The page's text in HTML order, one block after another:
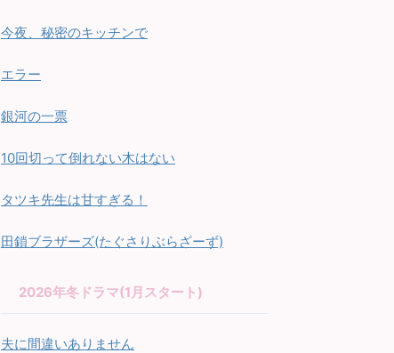
今夜、秘密のキッチンで
エラー
銀河の一票
10回切って倒れない木はない
タツキ先生は甘すぎる！
田鎖ブラザーズ(たぐさりぶらざーず)
2026年冬ドラマ(1月スタート)
夫に間違いありません